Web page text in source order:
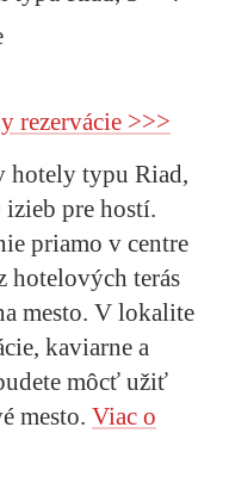
rezervácie >>>
hotely typu Riad,
pre hostí.
priamo v centre
hotelových terás
mesto. V lokalite
kaviarne a
môcť užiť
mesto. Viac o